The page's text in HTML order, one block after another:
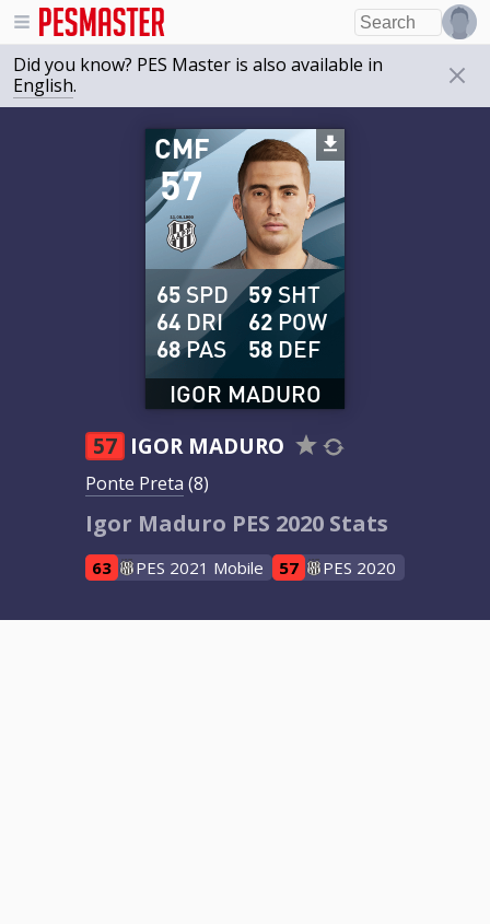
Did you know? PES Master is also available in
English.
57
CMF
IGOR MADURO
65 SPD
64 DRI
68PAS
59 SHT
62 POW
58 DEF
57 IGOR MADURO
Ponte Preta (8)
Igor Maduro PES 2020 Stats
63 PES 2021 Mobile 57 PES 2020